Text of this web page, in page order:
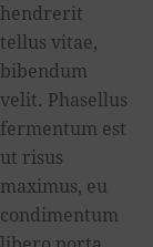
hendrerit
tellus vitae,
bibendum
velit. Phasellus
fermentum est
ut risus
maximus, eu
condimentum